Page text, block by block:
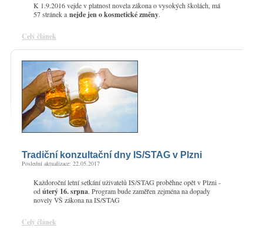
K 1.9.2016 vejde v platnost novela zákona o vysokých školách, má
57 stránek a nejde jen o kosmetické změny.
Celý článek
Tradiční konzultační dny IS/STAG v Plzni
Poslední aktualizace: 22.05.2017
Každoroční letní setkání uživatelů IS/STAG proběhne opět v Plzni -
odúterý 16. srpna. Program bude zaměřen zejména na dopady
novely VŠ zákona na IS/STAG
Celý článek